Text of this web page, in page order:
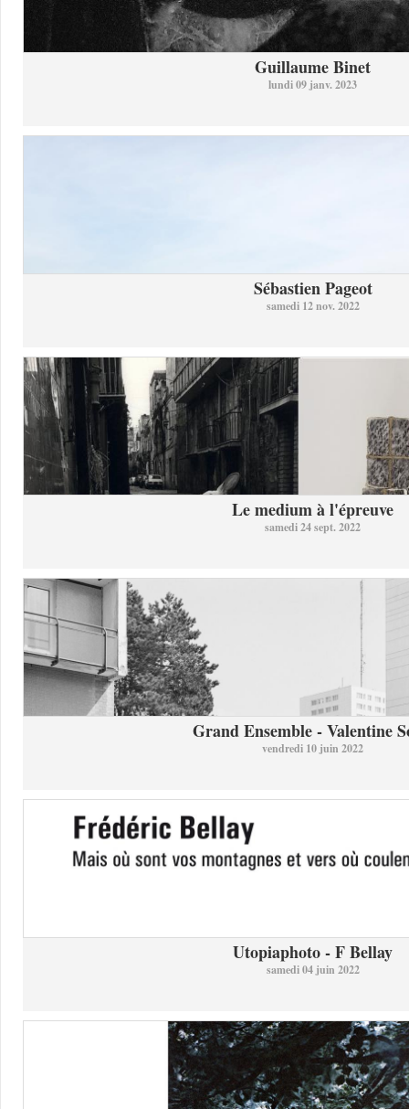
Guillaume Binet
lundi 09 janv. 2023
Sébastien Pageot
samedi 12 nov. 2022
Le medium à l'épreuve
samedi 24 sept. 2022
Grand Ensemble - Valentine
vendredi 10 juin 2022
Utopiaphoto - F Bellay
samedi 04 juin 2022